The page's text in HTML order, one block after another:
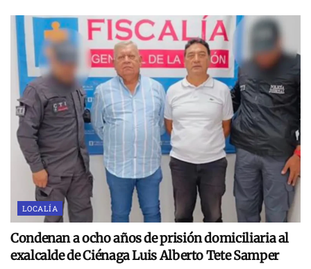
LOCALÍA
Condenan a ocho años de prisión domiciliaria al
exalcalde de Ciénaga Luis Alberto Tete Samper